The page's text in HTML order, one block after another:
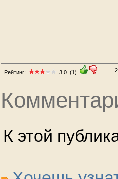
Рейтинг: 3.0 (1)
К этой